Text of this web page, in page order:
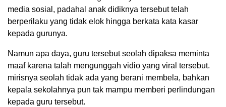
media sosial, padahal anak didiknya tersebut telah
berperilaku yang tidak elok hingga berkata kata kasar
kepada gurunya.
Namun apa daya, guru tersebut seolah dipaksa meminta
maaf karena talah mengunggah vidio yang viral tersebut.
mirisnya seolah tidak ada yang berani membela, bahkan
kepala sekolahnya pun tak mampu memberi perlindungan
kepada guru tersebut.